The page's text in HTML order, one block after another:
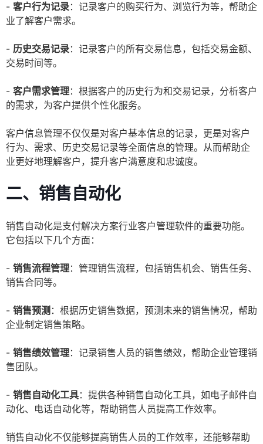
- 客户行为记录：记录客户的购买行为、浏览行为等，帮助企
业了解客户需求。
- 历史交易记录：记录客户的所有交易信息，包括交易金额、
交易时间等。
- 客户需求管理：根据客户的历史行为和交易记录，分析客户
的需求，为客户提供个性化服务。
客户信息管理不仅仅是对客户基本信息的记录，更是对客户
行为、需求、历史交易记录等全面信息的管理。从而帮助企
业更好地理解客户，提升客户满意度和忠诚度。
二、销售自动化
销售自动化是支付解决方案行业客户管理软件的重要功能。
它包括以下几个方面：
- 销售流程管理：管理销售流程，包括销售机会、销售任务、
销售合同等。
- 销售预测 ：根据历史销售数据，预测未来的销售情况，帮助
企业制定销售策略。
- 销售绩效管理：记录销售人员的销售绩效，帮助企业管理销
售团队。
- 销售自动化工具：提供各种销售自动化工具，如电子邮件自
动化、电话自动化等，帮助销售人员提高工作效率。
销售自动化不仅能够提高销售人员的工作效率，还能够帮助